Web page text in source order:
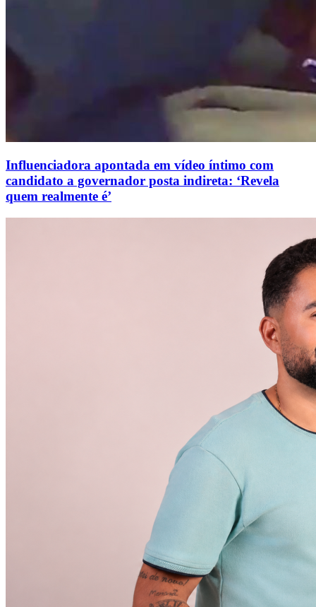
Influenciadora apontada em vídeo íntimo com
candidato a governador posta indireta: ‘Revela
quem realmente é’